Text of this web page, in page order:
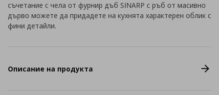
съчетание с чела от фурнир дъб SINARP с ръб от масивно
дърво можете да придадете на кухнята характерен облик с
фини детайли.
Описание на продукта